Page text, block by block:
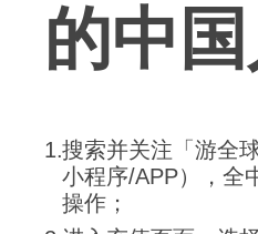
的中国
搜索并关注「游全
小程序/APP），全
操作；